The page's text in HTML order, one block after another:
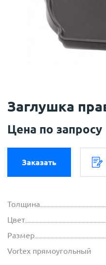
Заглушка
Цена по запросу
Заказать
Толщина
Цвет
Размер
Vortex прямоугольный